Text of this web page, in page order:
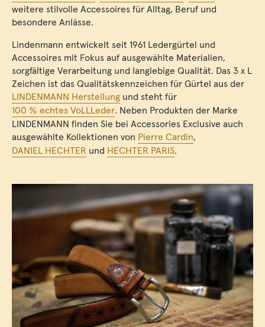
weitere stilvolle Accessoires für Alltag, Beruf und
besondere Anlässe.
Lindenmann entwickelt seit 1961 Ledergürtel und
Accessoires mit Fokus auf ausgewählte Materialien,
sorgfältige Verarbeitung und langlebige Qualität. Das 3 x L
Zeichen ist das Qualitätskennzeichen für Gürtel aus der
LINDENMANN Herstellung und steht für
100 % echtes VoLLLeder. Neben Produkten der Marke
LINDENMANN finden Sie bei Accessories Exclusive auch
ausgewählte Kollektionen von Pierre Cardin,
DANIEL HECHTER und HECHTER PARIS.